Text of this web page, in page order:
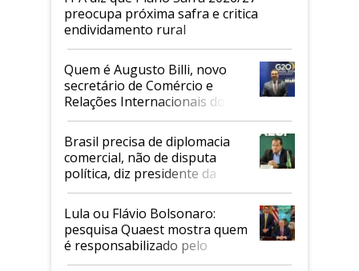
preocupa próxima safra e critica
endividamento rural
Quem é Augusto Billi, novo
secretário de Comércio e
Relações Internacionais do
Mapa
Brasil precisa de diplomacia
comercial, não de disputa
política, diz presidente da
Faesp
Lula ou Flávio Bolsonaro:
pesquisa Quaest mostra quem
é responsabilizado pelo
tarifaço dos EUA